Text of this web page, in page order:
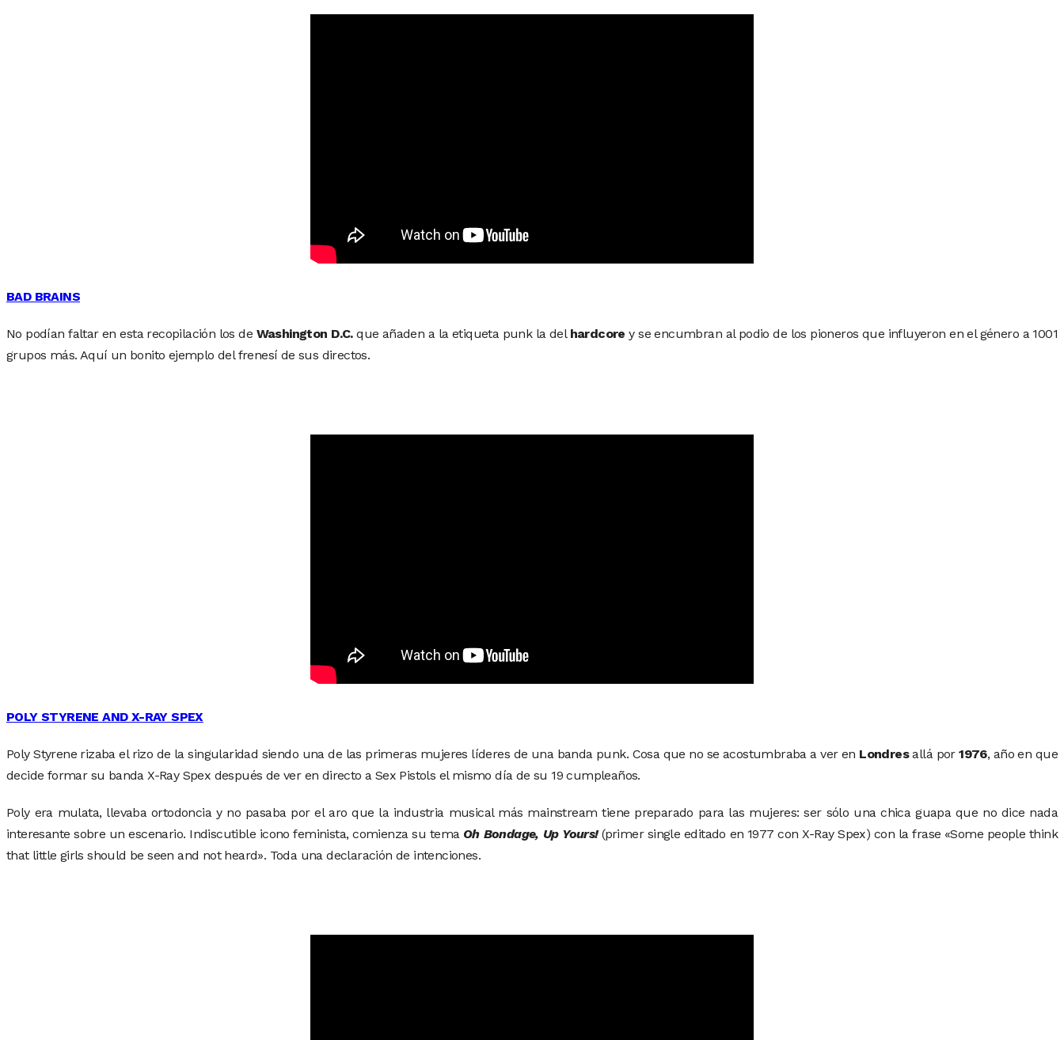
BAD BRAINS
No podían faltar en esta recopilación los de Washington D.C.que añaden a la etiqueta punk la del hardcore y se encumbran al podio de los pioneros que influyeron en el género a 1001
grupos más. Aquí un bonito ejemplo del frenesí de sus directos.
POLY STYRENE AND X-RAY SPEX
Poly Styrene rizaba el rizo de la singularidad siendo una de las primeras mujeres líderes de una banda punk. Cosa que no se acostumbraba a ver en Londresallá por1976, año en que
decide formar su banda X-Ray Spex después de ver en directo a Sex Pistols el mismo día de su 19 cumpleaños.
Poly era mulata, llevaba ortodoncia y no pasaba por el aro que la industria musical más mainstream tiene preparado para las mujeres: ser sólo una chica guapa que no dice nada
interesante sobre un escenario. Indiscutible icono feminista, comienza su tema Oh Bondage, Up Yours!(primer single editado en 1977 con X-Ray Spex) con la frase «Some people think
that little girls should be seen and not heard». Toda una declaración de intenciones.